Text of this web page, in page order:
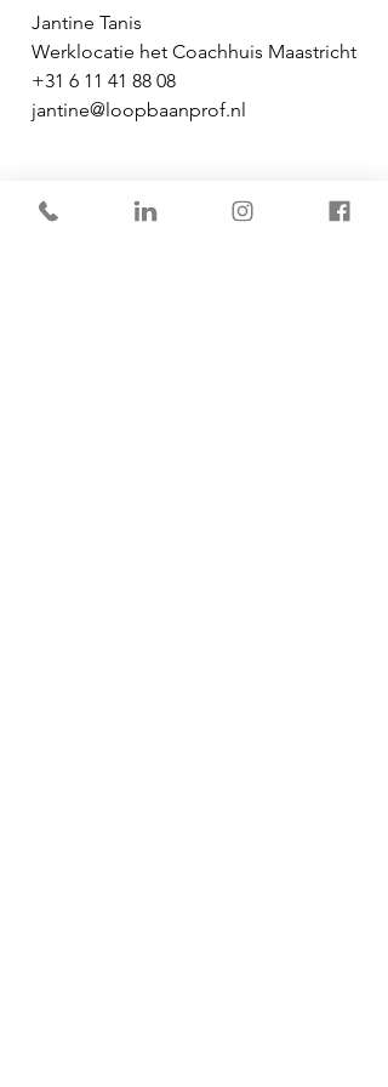
Jantine Tanis
Werklocatie het Coachhuis Maastricht
+31 6 11 41 88 08
jantine@loopbaanprof.nl